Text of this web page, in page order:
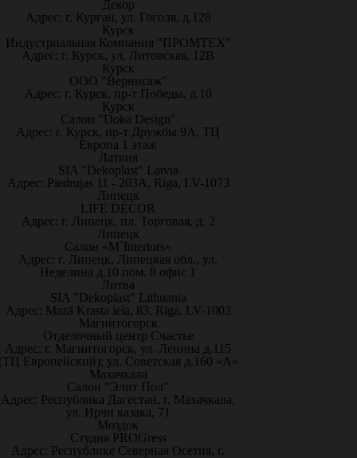
Декор
Адрес: г. Курган, ул. Гоголя, д.128
Курск
Индустриальная Компания "ПРОМТЕХ"
Адрес: г. Курск, ул. Литовская, 12В
Курск
ООО "Вернисаж"
Адрес: г. Курск, пр-т Победы, д.10
Курск
Салон "Doka Design"
Адрес: г. Курск, пр-т Дружбы 9А, ТЦ
Европа 1 этаж
Латвия
SIA "Dekoplast" Latvia
Адрес: Piedrujas 11 - 203A, Riga, LV-1073
Липецк
LIFE DÉCOR
Адрес: г. Липецк, пл. Торговая, д. 2
Липецк
Салон «M`Interiors»
Адрес: г. Липецк, Липецкая обл., ул.
Неделина д.10 пом. 8 офис 1
Литва
SIA "Dekoplast" Lithuania
Адрес: Mazā Krasta iela, 83, Rīga, LV-1003
Магнитогорск
Отделочный центр Счастье
Адрес: г. Магнитогорск, ул. Ленина д.115
Европейский); ул. Советская д.160 «А»
Махачкала
Салон "Элит Пол"
Адрес: Республика Дагестан, г. Махачкала,
ул. Ирчи казака, 71
Моздок
Студия PROGress
Адрес: Республике Северная Осетия, г.